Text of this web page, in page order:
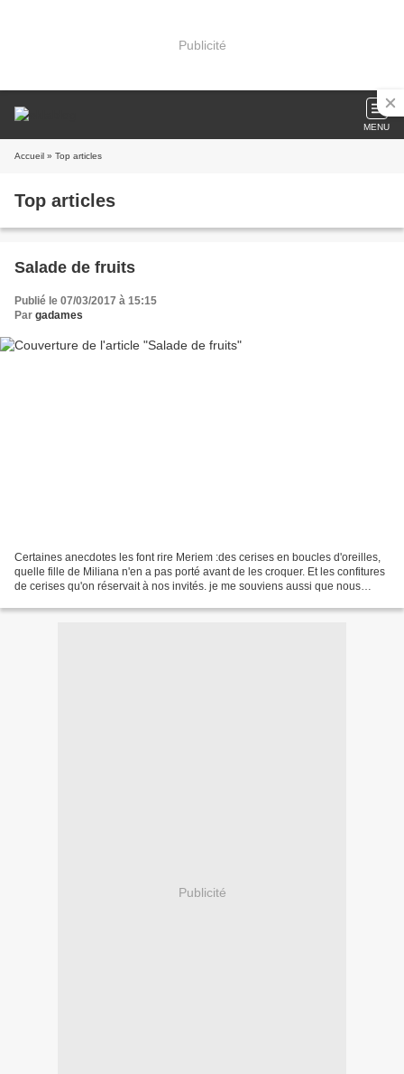
Publicité
MENU
Accueil » Top articles
Top articles
Salade de fruits
Publié le 07/03/2017 à 15:15
Par gadames
Certaines anecdotes les font rire Meriem :des cerises en boucles d'oreilles,
quelle fille de Miliana n'en a pas porté avant de les croquer. Et les confitures
de cerises qu'on réservait à nos invités. je me souviens aussi que nous
Publicité